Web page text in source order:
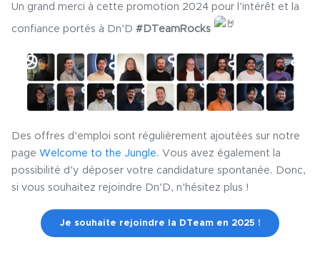
Un grand merci à cette promotion 2024 pour l’intérêt et la
confiance portés à Dn’D #DTeamRocks
Des offres d’emploi sont régulièrement ajoutées sur notre
page Welcome to the Jungle. Vous avez également la
possibilité d’y déposer votre candidature spontanée. Donc,
si vous souhaitez rejoindre Dn’D, n’hésitez plus !
Je souhaite rejoindre la DTeam en 2025 !